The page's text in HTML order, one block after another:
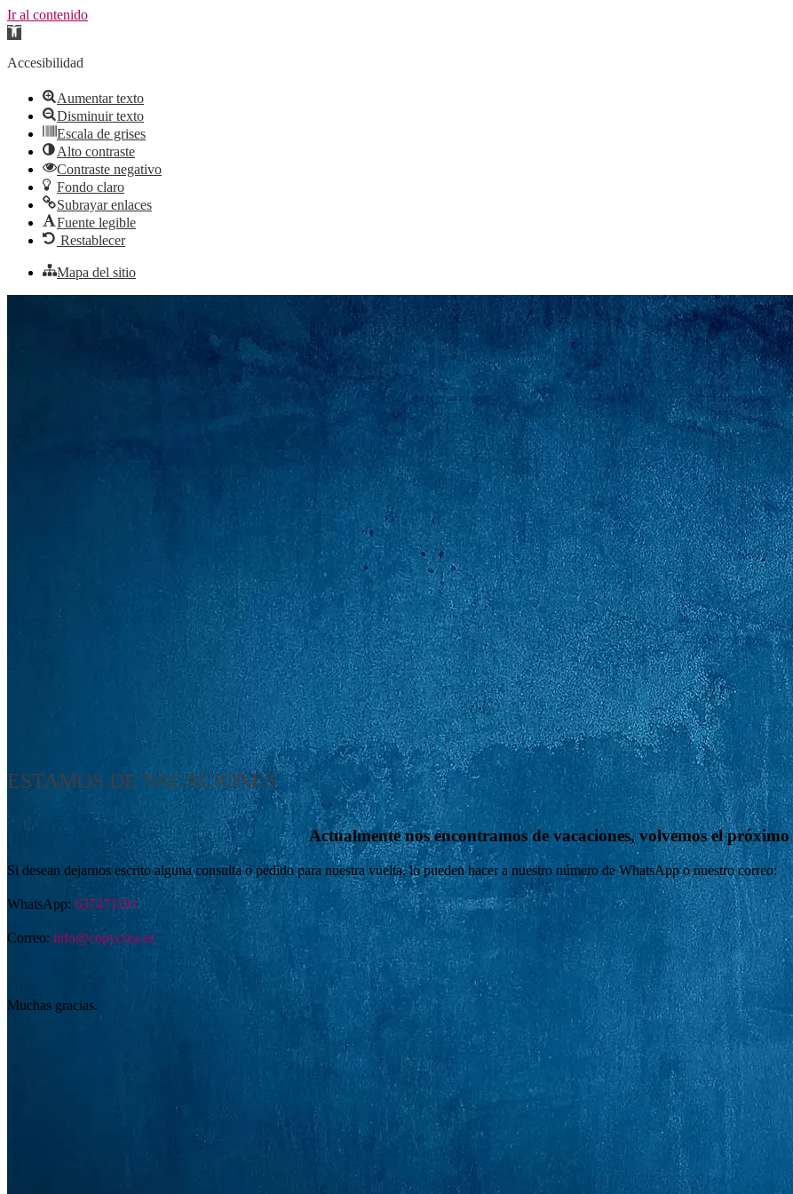
Ir al contenido
Abrir
de
Accesibilidad
Aumentar texto
Disminuir texto
Escala de grises
Alto contraste
Contraste negativo
Fondo claro
Subrayar enlaces
Fuente legible
Restablecer
Mapa del sitio
ESTAMOS DE VACACIONES
Actualmente nos encontramos de vacaciones, volvemos el próximo
Si desean dejarnos escrito alguna consulta o pedido para nuestra vuelta, lo pueden hacer a nuestro número de WhatsApp o nuestro correo:
WhatsApp: 637471191
Correo: info@copycrea.es
Muchas gracias.